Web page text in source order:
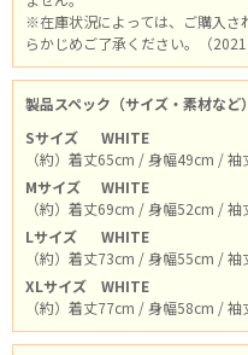
※在庫状況によっては、ご購入さ
らかじめご了承ください。（2021
製品スペック（サイズ・素材など）
Sサイズ
WHITE
（約）着丈65cm / 身幅49cm /
Mサイズ
WHITE
（約）着丈69cm / 身幅52cm /
Lサイズ
WHITE
（約）着丈73cm / 身幅55cm /
XLサイズ
WHITE
（約）着丈77cm / 身幅58cm /